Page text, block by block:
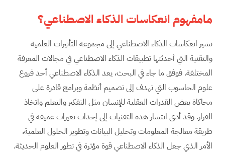
مامفهوم انعكاسات الذكاء الاصطناعي؟
تشير انعكاسات الذكاء الاصطناعي إلى مجموعة التأثيرات العلمية
والتقنية التي أحدثتها تطبيقات الذكاء الاصطناعي في مجالات المعرفة
المختلفة. فوفق ما جاء في البحث، يعد الذكاء الاصطناعي أحد فروع
علوم الحاسوب التي تهدف إلى تصميم أنظمة وبرامج قادرة على
محاكاة بعض القدرات العقلية للإنسان مثل التفكير والتعلم واتخاذ
القرار. وقد أدى انتشار هذه التقنيات إلى إحداث تغيرات عميقة في
طريقة معالجة المعلومات وتحليل البيانات وتطوير الحلول العلمية،
الأمر الذي جعل الذكاء الاصطناعي قوة مؤثرة في تطور العلوم الحديثة.